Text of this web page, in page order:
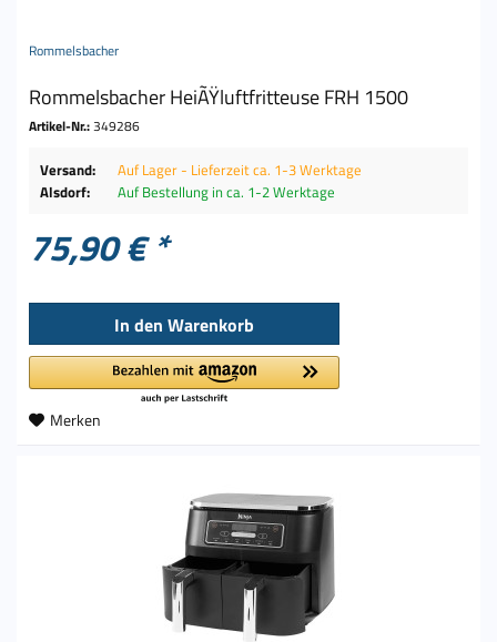
Rommelsbacher
Rommelsbacher HeiÃŸluftfritteuse FRH 1500
Artikel-Nr.:349286
Versand:
Auf Lager - Lieferzeit ca. 1-3 Werktage
Alsdorf:
Auf Bestellung in ca. 1-2 Werktage
75,90 € *
In den Warenkorb
Merken